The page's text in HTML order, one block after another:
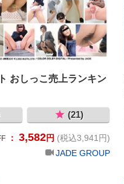
おしっこ売上ランキン
(21)
： 3,582円 (税込3,941円)
JADE GROUP